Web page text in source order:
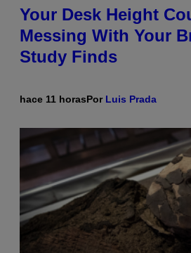
Your Desk Height
Messing With Your
Study Finds
hace 11 horasPor Luis Prada